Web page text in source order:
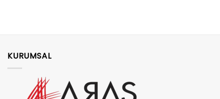
KURUMSAL